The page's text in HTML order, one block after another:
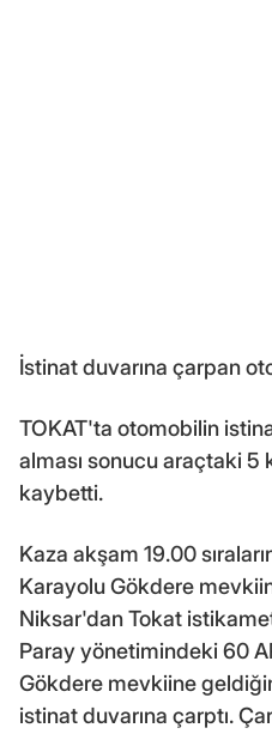
İstinat duvarına çarpan
TOKAT'ta otomobilin
alması sonucu araçtaki 5
kaybetti.
Kaza akşam 19.00
Karayolu Gökdere
Niksar'dan Tokat
Paray yönetimindeki 60
Gökdere mevkiine
istinat duvarına çarptı.